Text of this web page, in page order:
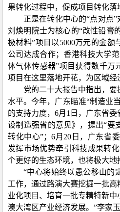
果转化过程中，促成项目转化落
正是在转化中心的“点对点
刘焕明院士为核心的“改性铅膏
极材料”项目以5000万元的金额
公司达成合作；香港科技大学
体气体传感器”项目获得数千
项目在这里落地开花，为区域经
党的二十大报告中指出，
水平。今年，广东瞄准“制造业
的支持力度， 6月 1 日，广东省
设制造强省的意见》，提出“要
转化中心”；6月 20 日，广东省
发挥市场优势牵引科技成果转
个更好的生态环境，也将极大地
“中心将始终以愚公移山的
工作，通过路演大赛挖掘一批
业化项目、培育一批专精特新
澳大湾区产业经济发展。”李家玉